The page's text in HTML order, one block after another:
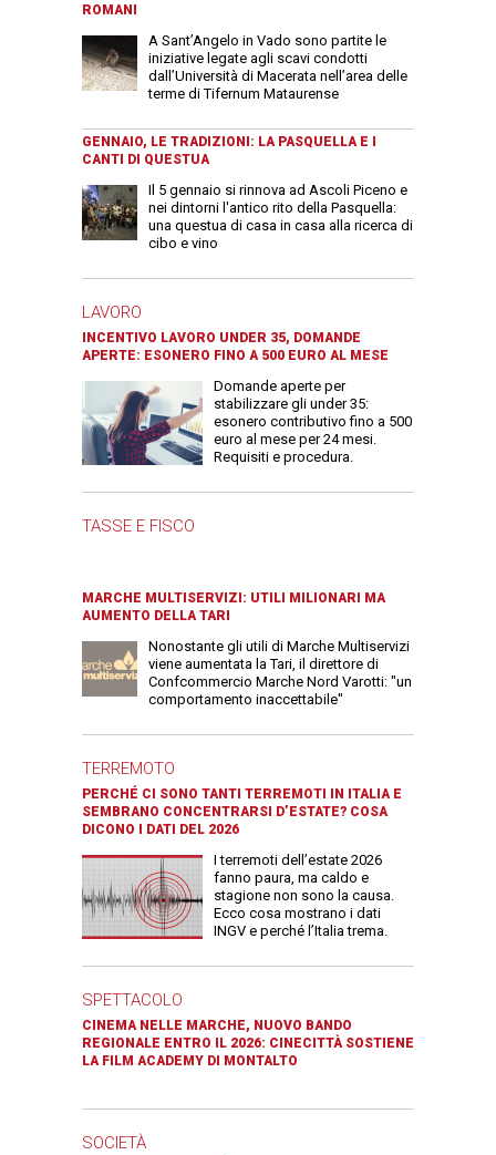
ROMANI
A Sant’Angelo in Vado sono partite le
iniziative legate agli scavi condotti
dall’Università di Macerata nell’area delle
terme di Tifernum Mataurense
GENNAIO, LE TRADIZIONI: LA PASQUELLA E I
CANTI DI QUESTUA
Il 5 gennaio si rinnova ad Ascoli Piceno e
nei dintorni l'antico rito della Pasquella:
una questua di casa in casa alla ricerca di
cibo e vino
LAVORO
INCENTIVO LAVORO UNDER 35, DOMANDE
APERTE: ESONERO FINO A 500 EURO AL MESE
Domande aperte per
stabilizzare gli under 35:
esonero contributivo fino a 500
euro al mese per 24 mesi.
Requisiti e procedura.
TASSE E FISCO
MARCHE MULTISERVIZI: UTILI MILIONARI MA
AUMENTO DELLA TARI
Nonostante gli utili di Marche Multiservizi
viene aumentata la Tari, il direttore di
Confcommercio Marche Nord Varotti: "un
comportamento inaccettabile"
TERREMOTO
PERCHÉ CI SONO TANTI TERREMOTI IN ITALIA E
SEMBRANO CONCENTRARSI D’ESTATE? COSA
DICONO I DATI DEL 2026
I terremoti dell’estate 2026
fanno paura, ma caldo e
stagione non sono la causa.
Ecco cosa mostrano i dati
INGV e perché l’Italia trema.
SPETTACOLO
CINEMA NELLE MARCHE, NUOVO BANDO
REGIONALE ENTRO IL 2026: CINECITTÀ SOSTIENE
LA FILM ACADEMY DI MONTALTO
SOCIETÀ